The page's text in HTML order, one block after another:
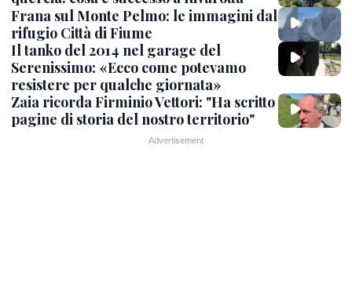
Frana sul Monte Pelmo: le immagini dal
rifugio Città di Fiume
Il tanko del 2014 nel garage del
Serenissimo: «Ecco come potevamo
resistere per qualche giornata»
Zaia ricorda Firminio Vettori: "Ha scritto
pagine di storia del nostro territorio"